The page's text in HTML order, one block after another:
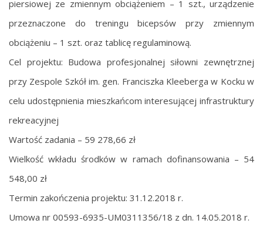
piersiowej ze zmiennym obciążeniem – 1 szt., urządzenie
przeznaczone do treningu bicepsów przy zmiennym
obciążeniu – 1 szt. oraz tablicę regulaminową.
Cel projektu: Budowa profesjonalnej siłowni zewnętrznej
przy Zespole Szkół im. gen. Franciszka Kleeberga w Kocku w
celu udostępnienia mieszkańcom interesującej infrastruktury
rekreacyjnej
Wartość zadania – 59 278,66 zł
Wielkość wkładu środków w ramach dofinansowania – 54
548,00 zł
Termin zakończenia projektu: 31.12.2018 r.
Umowa nr 00593-6935-UM0311356/18 z dn. 14.05.2018 r.